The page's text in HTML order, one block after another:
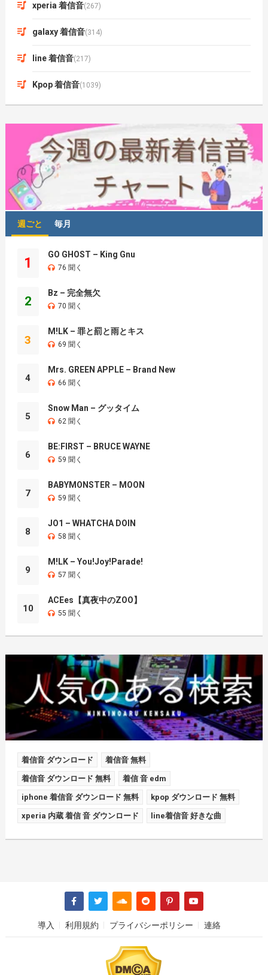
xperia 着信音(267)
galaxy 着信音(314)
line 着信音(217)
Kpop 着信音(1039)
週ごと 毎月
1
GO GHOST – King Gnu
76 聞く
2
Bz – 完全無欠
70 聞く
3
M!LK – 罪と罰と雨とキス
69 聞く
4
Mrs. GREEN APPLE – Brand New
66 聞く
5
Snow Man – グッタイム
62 聞く
6
BE:FIRST – BRUCE WAYNE
59 聞く
7
BABYMONSTER – MOON
59 聞く
8
JO1 – WHATCHA DOIN
58 聞く
9
M!LK – You!Joy!Parade!
57 聞く
10
ACEes【真夜中のZOO】
55 聞く
着信音 ダウンロード 着信音 無料
着信音 ダウンロード 無料 着信 音 edm
iphone 着信音 ダウンロード 無料 kpop ダウンロード 無料
xperia 内蔵 着信 音 ダウンロード line着信音 好きな曲
導入 利用規約 プライバシーポリシー 連絡